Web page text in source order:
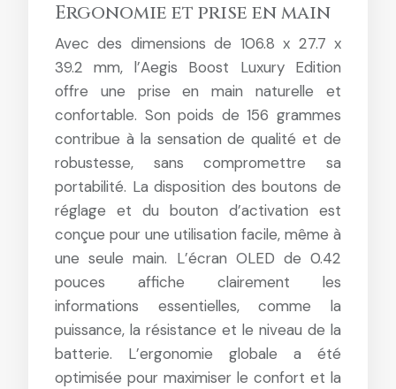
Ergonomie et prise en main
Avec des dimensions de 106.8 x 27.7 x
39.2 mm, l’Aegis Boost Luxury Edition
offre une prise en main naturelle et
confortable. Son poids de 156 grammes
contribue à la sensation de qualité et de
robustesse, sans compromettre sa
portabilité. La disposition des boutons de
réglage et du bouton d’activation est
conçue pour une utilisation facile, même à
une seule main. L’écran OLED de 0.42
pouces affiche clairement les
informations essentielles, comme la
puissance, la résistance et le niveau de la
batterie. L’ergonomie globale a été
optimisée pour maximiser le confort et la